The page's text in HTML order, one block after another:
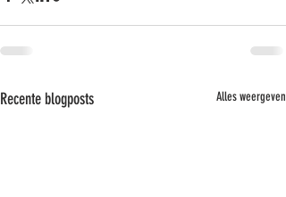
Recente blogposts Alles weergeven